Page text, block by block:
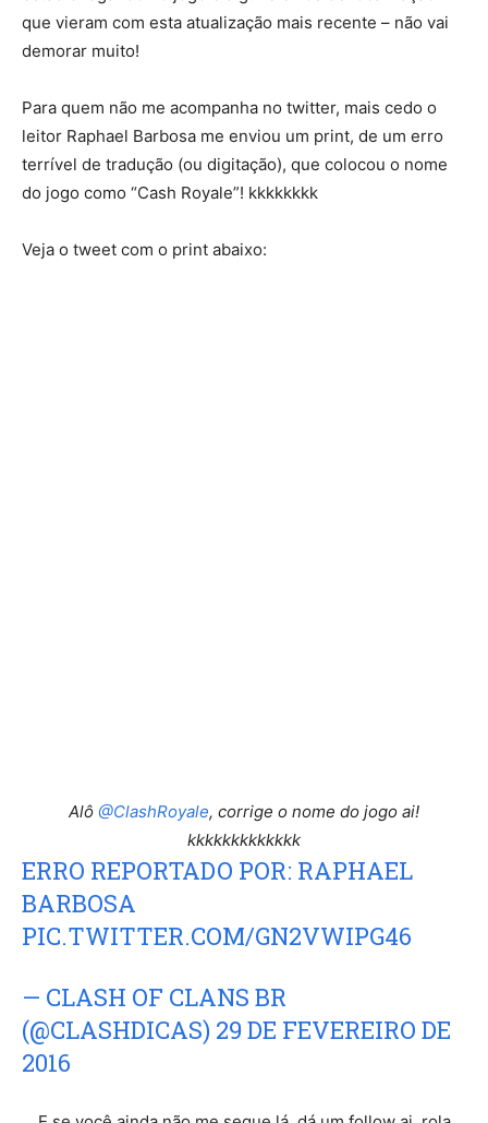
que vieram com esta atualização mais recente – não vai
demorar muito!
Para quem não me acompanha no twitter, mais cedo o
leitor Raphael Barbosa me enviou um print, de um erro
terrível de tradução (ou digitação), que colocou o nome
do jogo como “Cash Royale”! kkkkkkkk
Veja o tweet com o print abaixo:
Alô @ClashRoyale, corrige o nome do jogo ai!
kkkkkkkkkkkkk
ERRO REPORTADO POR: RAPHAEL
BARBOSA
PIC.TWITTER.COM/GN2VWIPG46
— CLASH OF CLANS BR
(@CLASHDICAS) 29 DE FEVEREIRO DE
2016